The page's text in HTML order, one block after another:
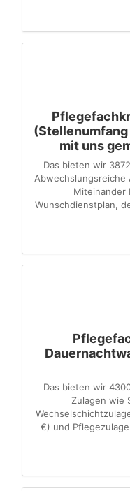
mit uns
Das bieten wir
Abwechslungsreiche
Miteinander
Wunschdienstplan,
Das bieten wir
Zulagen wie
€) und